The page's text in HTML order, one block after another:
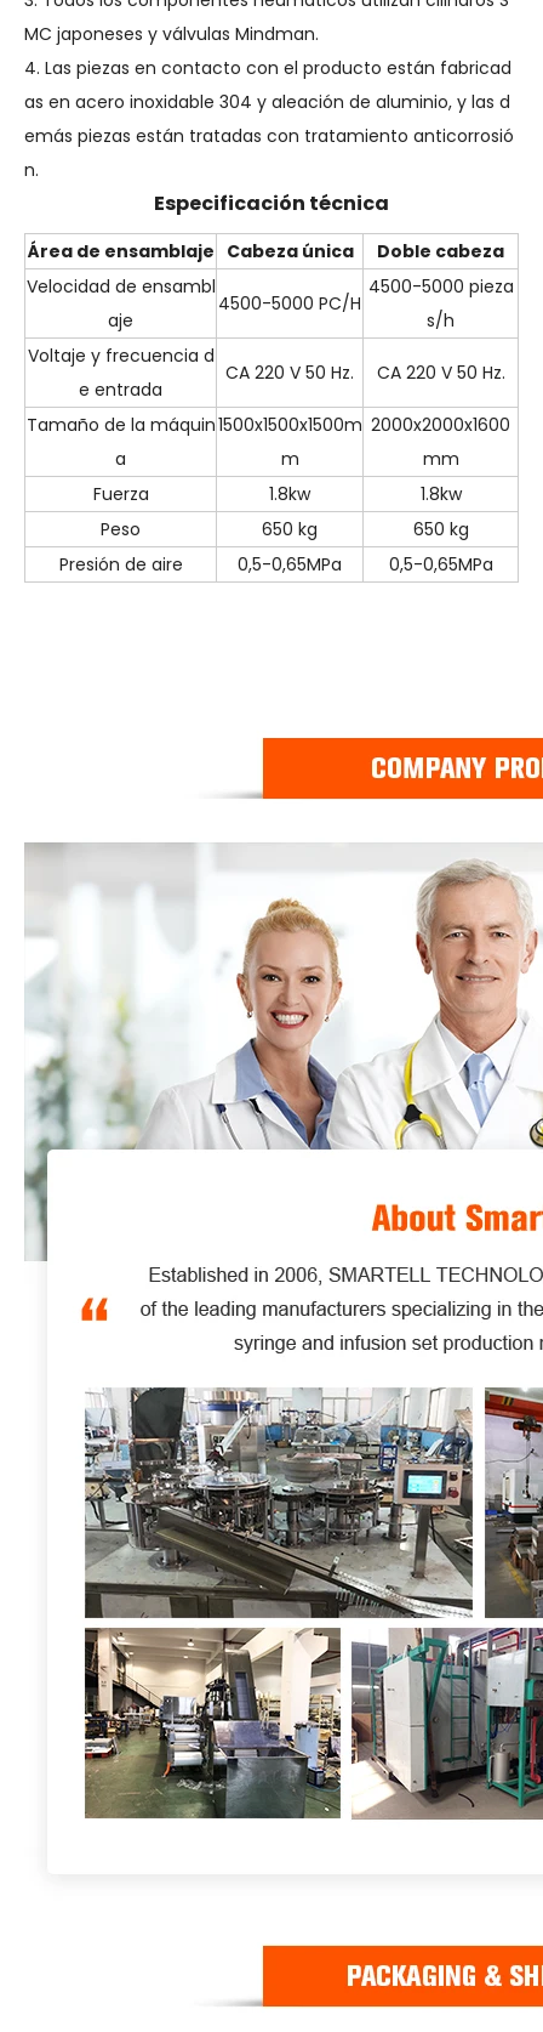
MC japoneses y válvulas Mindman.
4. Las piezas en contacto con el producto están fabricad
as en acero inoxidable 304 y aleación de aluminio, y las d
emás piezas están tratadas con tratamiento anticorrosió
n.
Especificación técnica
Área de ensamblaje Cabeza única
Doble cabeza
Velocidad de ensambl
aje
4500-5000 PC/H
4500-5000 pieza
s/h
Voltaje y frecuencia d
e entrada
CA 220 V 50 Hz. CA 220 V 50 Hz.
Tamaño de la máquin
a
1500x1500x1500m
m
2000x2000x1600
mm
Fuerza
1.8kw
1.8kw
Peso
650 kg
650 kg
Presión de aire
0,5-0,65MPa 0,5-0,65MPa